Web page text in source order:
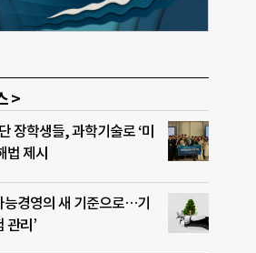
>
장학생들, 과학기술로 ‘미
법 제시
능경영의 새 기준으로…기
관리’